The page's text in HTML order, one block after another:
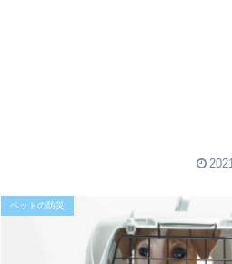
ペットの防災